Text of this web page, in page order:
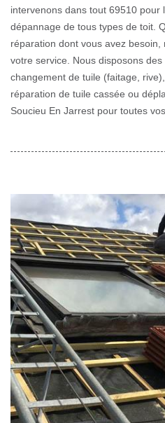
intervenons dans tout 69510 pour
dépannage de tous types de toit.
réparation dont vous avez
votre service. Nous disposons
changement de tuile (faitage,
réparation de tuile cassée ou
Soucieu En Jarrest pour toutes